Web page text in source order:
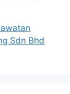
Sdn Bhd